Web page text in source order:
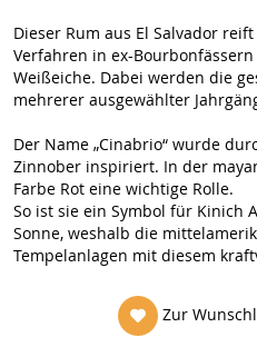
Dieser Rum aus El Salvador
Verfahren in ex-
Weißeiche. Dabei werden die
mehrerer ausgewählter
Der Name „Cinabrio“ wurde
Zinnober inspiriert. In der
Farbe Rot eine wichtige Rolle.
So ist sie ein Symbol für Kinich
Sonne, weshalb die
Tempelanlagen mit diesem
Zur